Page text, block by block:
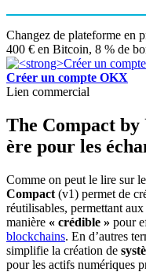
Changez de plateforme en
400 € en Bitcoin, 8 % de
Créer un compte OKX
Lien commercial
The Compact by
ère pour les
Comme on peut le lire sur le
Compact (v1) permet de
réutilisables, permettant
manière « crédible » pour
blockchains. En d’autres
simplifie la création de
pour les actifs numériques